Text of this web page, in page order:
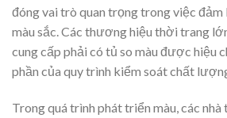
đóng vai trò quan trọng trong việc đảm
màu sắc. Các thương hiệu thời trang
cung cấp phải có tủ so màu được hiệu
phần của quy trình kiểm soát chất
Trong quá trình phát triển màu, các